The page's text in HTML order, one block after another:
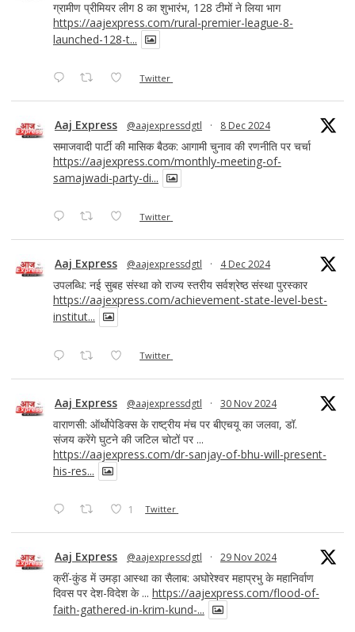
ग्रामीण प्रीमियर लीग 8 का शुभारंभ, 128 टीमों ने लिया भाग
https://aajexpress.com/rural-premier-league-8-
launched-128-t...
Twitter
Aaj Express @aajexpressdgtl · 8 Dec 2024
समाजवादी पार्टी की मासिक बैठक: आगामी चुनाव की रणनीति पर चर्चा
https://aajexpress.com/monthly-meeting-of-
samajwadi-party-di...
Twitter
Aaj Express @aajexpressdgtl · 4 Dec 2024
उपलब्धि: नई सुबह संस्था को राज्य स्तरीय सर्वश्रेष्ठ संस्था पुरस्कार
https://aajexpress.com/achievement-state-level-best-
institut...
Twitter
Aaj Express @aajexpressdgtl · 30 Nov 2024
वाराणसी: ऑर्थोपेडिक्स के राष्ट्रीय मंच पर बीएचयू का जलवा, डॉ.
संजय करेंगे घुटने की जटिल चोटों पर ...
https://aajexpress.com/dr-sanjay-of-bhu-will-present-
his-res...
1 Twitter
Aaj Express @aajexpressdgtl · 29 Nov 2024
क्रीं-कुंड में उमड़ा आस्था का सैलाब: अघोरेश्वर महाप्रभु के महानिर्वाण
दिवस पर देश-विदेश के ... https://aajexpress.com/flood-of-
faith-gathered-in-krim-kund-...